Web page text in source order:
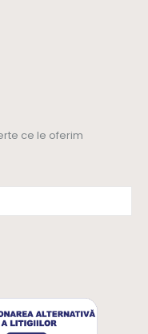
ce le oferim